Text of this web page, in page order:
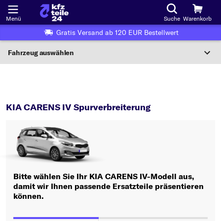
Menü Suche Warenkorb
Gratis Versand ab 120 EUR Bestellwert
Fahrzeug auswählen
Wo finde ich die?
Oder Fahrzeugauswahl nach Kriterien:
Hersteller wählen
Modell wählen
KIA CARENS IV Spurverbreiterung
Bitte wählen Sie Ihr KIA CARENS IV-Modell aus,
damit wir Ihnen passende Ersatzteile präsentieren
können.